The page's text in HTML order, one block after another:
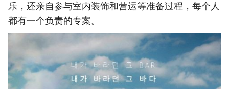
乐，还亲自参与室内装饰和营运等准备过程，每个人
都有一个负责的专案。